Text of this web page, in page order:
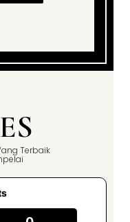
Terbaik